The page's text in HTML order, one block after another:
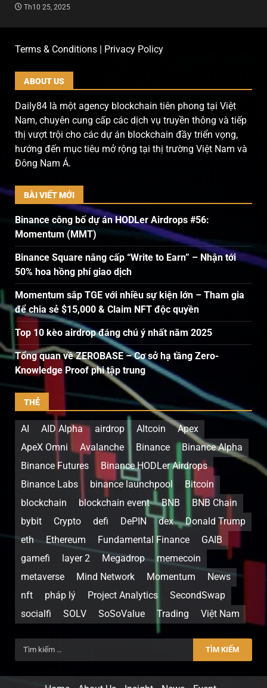
Th10 25, 2025
Terms & Conditions | Privacy Policy
ABOUT US
Daily84 là một agency blockchain tiên phong tại Việt
Nam, chuyên cung cấp các dịch vụ truyền thông và tiếp
thị vượt trội cho các dự án blockchain đầy triển vọng,
hướng đến mục tiêu mở rộng tại thị trường Việt Nam và
Đông Nam Á.
BÀI VIẾT MỚI
Binance công bố dự án HODLer Airdrops #56:
Momentum (MMT)
Binance Square nâng cấp “Write to Earn” – Nhận tới
50% hoa hồng phí giao dịch
Momentum sắp TGE với nhiều sự kiện lớn – Tham gia
để chia sẻ $15,000 & Claim NFT độc quyền
Top 10 kèo airdrop đáng chú ý nhất năm 2025
Tổng quan về ZEROBASE – Cơ sở hạ tầng Zero-
Knowledge Proof phi tập trung
THẺ
AI AID Alpha airdrop Altcoin
Apex
ApeX Omni
Avalanche Binance
Binance Alpha
Binance Futures
Binance HODLer Airdrops
Binance Labs
binance launchpool
Bitcoin
blockchain
blockchain event BNB
BNB Chain
bybit
Crypto defi DePIN dex
Donald Trump
eth
Ethereum Fundamental Finance
GAIB
gamefi
layer 2 Megadrop
memecoin
metaverse
Mind Network Momentum
News
nft
pháp lý Project Analytics
SecondSwap
socialfi
SOLV SoSoValue Trading Việt Nam